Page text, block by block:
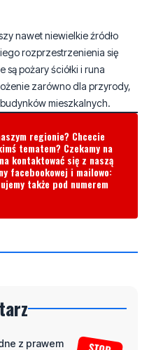
nawet niewielkie źródło
rozprzestrzenienia się
pożary ściółki i runa
zarówno dla przyrody,
mieszkalnych.
regionie? Chcecie
tematem? Czekamy na
kontaktować się z naszą
facebookowej i mailowo:
także pod numerem
z prawem